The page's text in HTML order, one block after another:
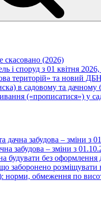
скасовано (2026)
і споруд з 01 квітня
територій» та новий
в садовому та дачному
(«прописатися») у
дачна забудова – зміни з
забудова – зміни з
будувати без оформлення
заборонено розміщувати
норми, обмеження по